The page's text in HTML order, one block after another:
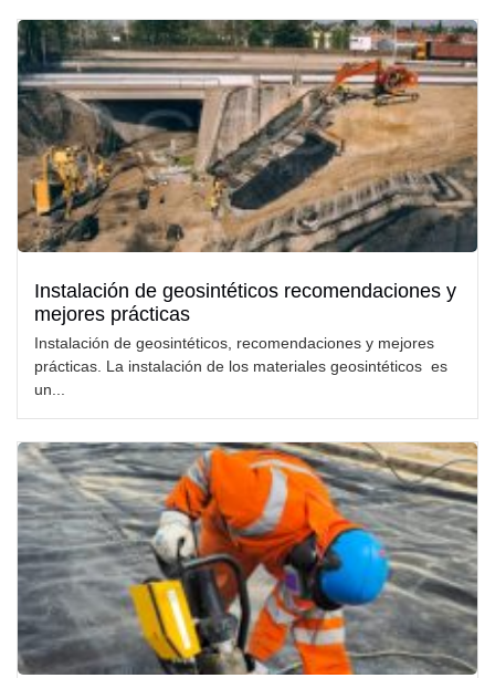
Instalación de geosintéticos recomendaciones y
mejores prácticas
Instalación de geosintéticos, recomendaciones y mejores
prácticas. La instalación de los materiales geosintéticos es
un...